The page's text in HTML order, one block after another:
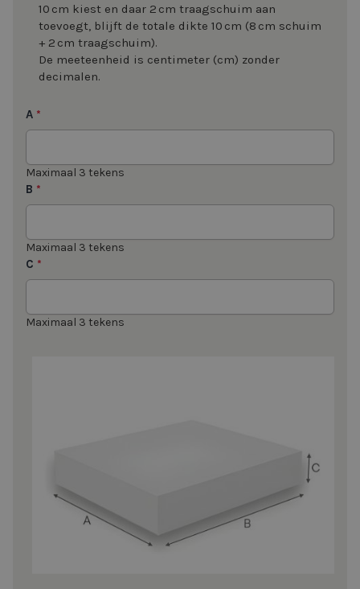
10 cm kiest en daar 2 cm traagschuim aan
toevoegt, blijft de totale dikte 10 cm (8 cm schuim
+ 2 cm traagschuim).
De meeteenheid is centimeter (cm) zonder
decimalen.
A *
Maximaal 3 tekens
B *
Maximaal 3 tekens
C *
Maximaal 3 tekens